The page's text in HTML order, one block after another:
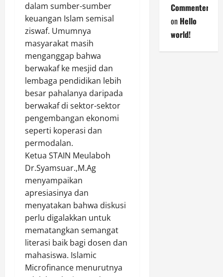
dalam sumber-sumber
keuangan Islam semisal
ziswaf. Umumnya
masyarakat masih
menganggap bahwa
berwakaf ke mesjid dan
lembaga pendidikan lebih
besar pahalanya daripada
berwakaf di sektor-sektor
pengembangan ekonomi
seperti koperasi dan
permodalan.
Ketua STAIN Meulaboh
Dr.Syamsuar.,M.Ag
menyampaikan
apresiasinya dan
menyatakan bahwa diskusi
perlu digalakkan untuk
mematangkan semangat
literasi baik bagi dosen dan
mahasiswa. Islamic
Microfinance menurutnya
Commenter
on Hello
world!